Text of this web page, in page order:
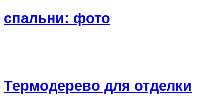
спальни: фото
Термодерево для отделки